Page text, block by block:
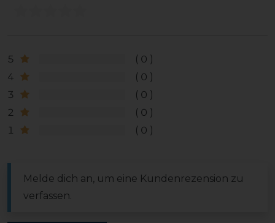
5
0
4
0
3
0
2
0
1
0
Melde dich an, um eine Kundenrezension zu
verfassen.